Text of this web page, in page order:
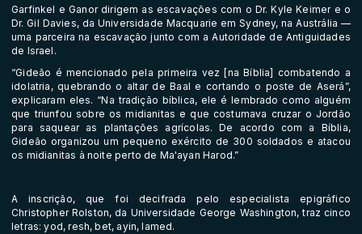
Garfinkel e Ganor dirigem as escavações com o Dr. Kyle Keimer e o
Dr. Gil Davies, da Universidade Macquarie em Sydney, na Austrália —
uma parceira na escavação junto com a Autoridade de Antiguidades
de Israel.
“Gideão é mencionado pela primeira vez [na Bíblia] combatendo a
idolatria, quebrando o altar de Baal e cortando o poste de Aserá”,
explicaram eles. “Na tradição bíblica, ele é lembrado como alguém
que triunfou sobre os midianitas e que costumava cruzar o Jordão
para saquear as plantações agrícolas. De acordo com a Bíblia,
Gideão organizou um pequeno exército de 300 soldados e atacou
os midianitas à noite perto de Ma'ayan Harod.”
A inscrição, que foi decifrada pelo especialista epigráfico
Christopher Rolston, da Universidade George Washington, traz cinco
letras: yod, resh, bet, ayin, lamed.